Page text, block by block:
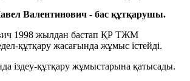
Валентинович - бас құтқарушы.
1998 жылдан бастап ҚР ТЖМ
құтқару жасағында жұмыс істейді.
іздеу-құтқару жұмыстарына қатысады.